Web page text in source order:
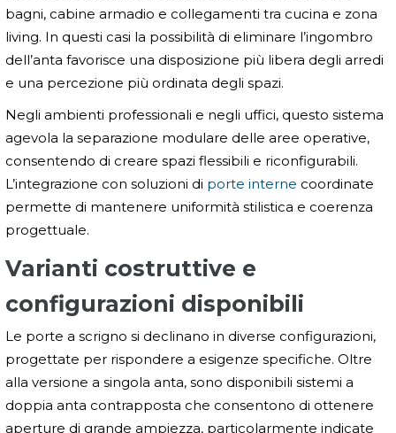
bagni, cabine armadio e collegamenti tra cucina e zona
living. In questi casi la possibilità di eliminare l’ingombro
dell’anta favorisce una disposizione più libera degli arredi
e una percezione più ordinata degli spazi.
Negli ambienti professionali e negli uffici, questo sistema
agevola la separazione modulare delle aree operative,
consentendo di creare spazi flessibili e riconfigurabili.
L’integrazione con soluzioni di porte interne coordinate
permette di mantenere uniformità stilistica e coerenza
progettuale.
Varianti costruttive e
configurazioni disponibili
Le porte a scrigno si declinano in diverse configurazioni,
progettate per rispondere a esigenze specifiche. Oltre
alla versione a singola anta, sono disponibili sistemi a
doppia anta contrapposta che consentono di ottenere
aperture di grande ampiezza, particolarmente indicate